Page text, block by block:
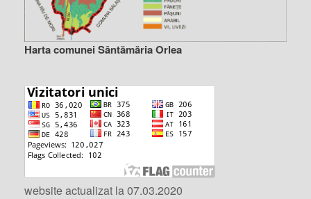
Harta comunei Sântămăria Orlea
website actualizat la 07.03.2020